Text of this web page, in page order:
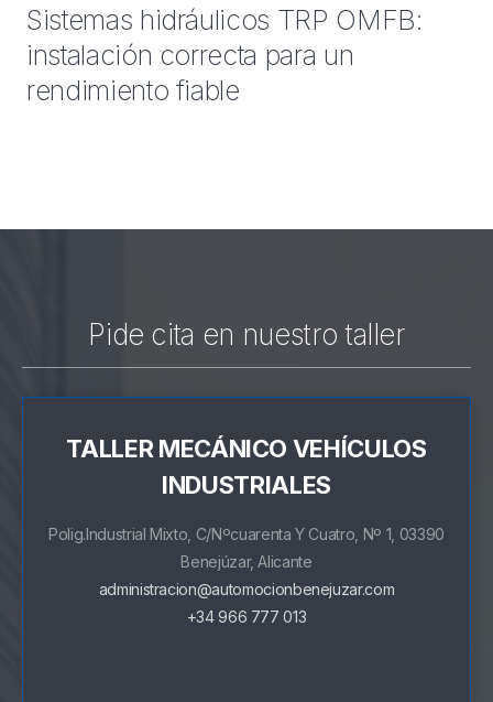
Sistemas hidráulicos TRP OMFB:
instalación correcta para un
rendimiento fiable
Pide cita en nuestro taller
TALLER MECÁNICO VEHÍCULOS
INDUSTRIALES
Polig.Industrial Mixto, C/Nºcuarenta Y Cuatro, Nº 1, 03390
Benejúzar, Alicante
administracion@automocionbenejuzar.com
+34 966 777 013